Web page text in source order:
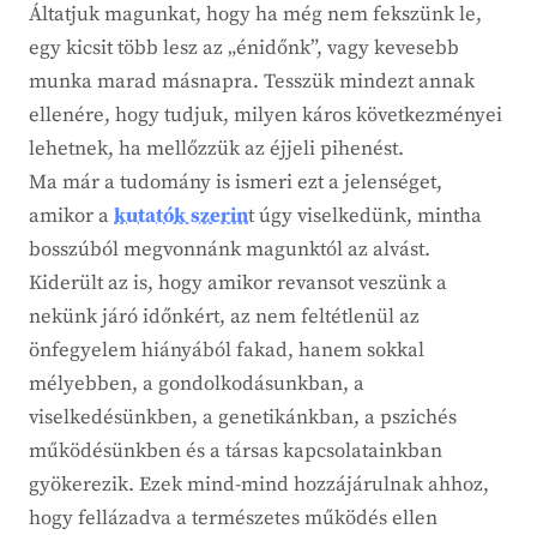
Áltatjuk magunkat, hogy ha még nem fekszünk le,
egy kicsit több lesz az „énidőnk”, vagy kevesebb
munka marad másnapra. Tesszük mindezt annak
ellenére, hogy tudjuk, milyen káros következményei
lehetnek, ha mellőzzük az éjjeli pihenést.
Ma már a tudomány is ismeri ezt a jelenséget,
amikor akutatók szerint úgy viselkedünk, mintha
bosszúból megvonnánk magunktól az alvást.
Kiderült az is, hogy amikor revansot veszünk a
nekünk járó időnkért, az nem feltétlenül az
önfegyelem hiányából fakad, hanem sokkal
mélyebben, a gondolkodásunkban, a
viselkedésünkben, a genetikánkban, a pszichés
működésünkben és a társas kapcsolatainkban
gyökerezik. Ezek mind-mind hozzájárulnak ahhoz,
hogy fellázadva a természetes működés ellen